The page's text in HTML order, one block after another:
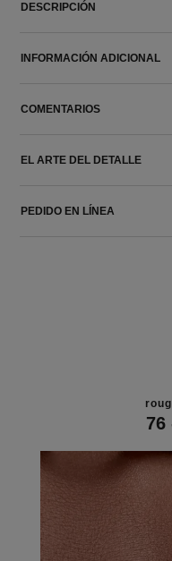
DESCRIPCIÓN
INFORMACIÓN ADICIONAL
COMENTARIOS
EL ARTE DEL DETALLE
PEDIDO EN LÍNEA
76